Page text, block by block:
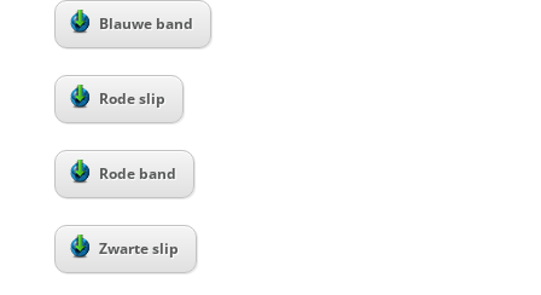
Blauwe band
Rode slip
Rode band
Zwarte slip